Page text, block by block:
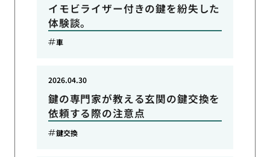
イモビライザー付きの鍵を紛失した
体験談。
車
鍵の専門家が教える玄関の鍵交換を
依頼する際の注意点
2026.04.30
鍵交換